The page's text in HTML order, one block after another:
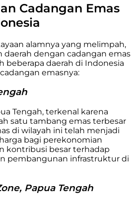
Cadangan Emas
alamnya yang melimpah,
dengan cadangan emas
beberapa daerah di Indonesia
emasnya:
Tengah, terkenal karena
satu tambang emas terbesar
di wilayah ini telah menjadi
bagi perekonomian
kontribusi besar terhadap
pembangunan infrastruktur di
Papua Tengah